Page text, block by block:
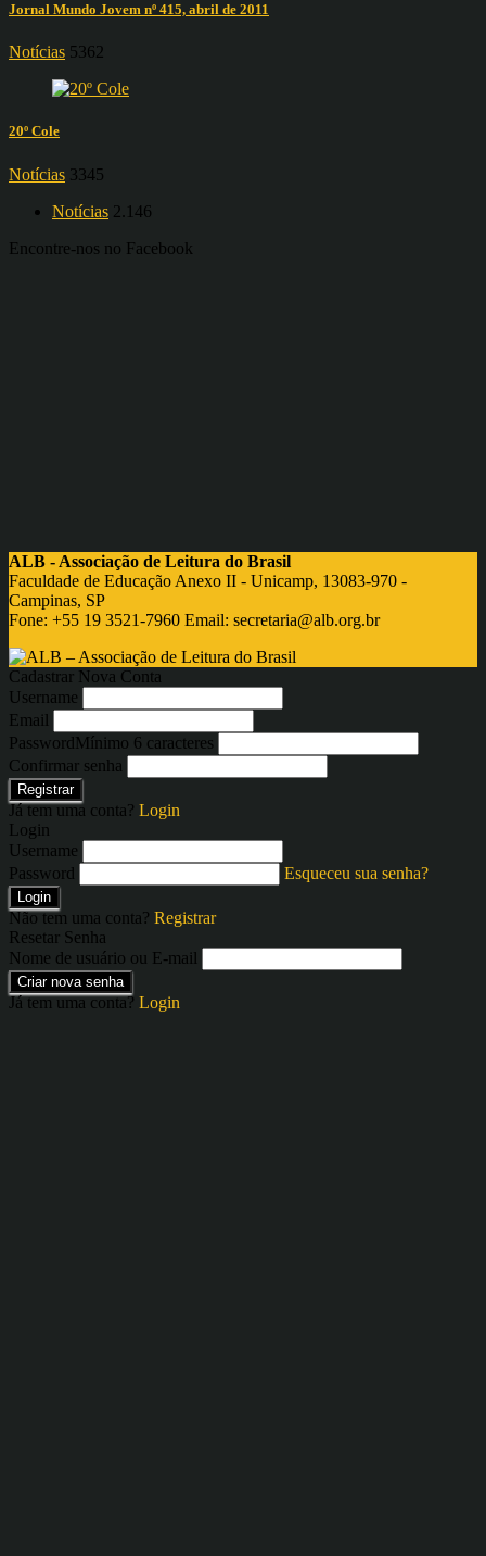
Jornal Mundo Jovem nº 415, abril de 2011
Notícias 5362
20º Cole
Notícias 3345
Notícias 2.146
Encontre-nos no Facebook
ALB - Associação de Leitura do Brasil
Faculdade de Educação Anexo II - Unicamp, 13083-970 -
Campinas, SP
Fone: +55 19 3521-7960 Email: secretaria@alb.org.br
Cadastrar Nova Conta
Username
Email
PasswordMínimo 6 caracteres
Confirmar senha
Registrar
Já tem uma conta? Login
Login
Username
Password
Esqueceu sua senha?
Login
Não tem uma conta? Registrar
Resetar Senha
Nome de usuário ou E-mail
Criar nova senha
Já tem uma conta? Login